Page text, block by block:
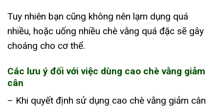
Tuy nhiên bạn cũng không nên lạm dụng quá
nhiều, hoặc uống nhiều chè vằng quá đặc sẽ gây
choáng cho cơ thể.
Các lưu ý đối với việc dùng cao chè vằng giảm
cân
– Khi quyết định sử dụng cao chè vằng giảm cân